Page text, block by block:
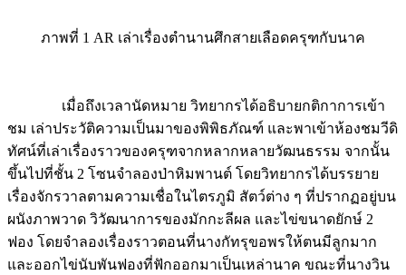
ภาพที่ 1 AR เล่าเรื่องตำนานศึกสายเลือดครุฑกับนาค
เมื่อถึงเวลานัดหมาย วิทยากรได้อธิบายกติกาการเข้า
ชม เล่าประวัติความเป็นมาของพิพิธภัณฑ์ และพาเข้าห้องชมวีดิ
ทัศน์ที่เล่าเรื่องราวของครุฑจากหลากหลายวัฒนธรรม จากนั้น
ขึ้นไปที่ชั้น 2 โซนจำลองป่าหิมพานต์ โดยวิทยากรได้บรรยาย
เรื่องจักรวาลตามความเชื่อในไตรภูมิ สัตว์ต่าง ๆ ที่ปรากฏอยู่บน
ผนังภาพวาด วิวัฒนาการของมักกะลีผล และไข่ขนาดยักษ์ 2
ฟอง โดยจำลองเรื่องราวตอนที่นางกัทรุขอพรให้ตนมีลูกมาก
และออกไข่นับพันฟองที่ฟักออกมาเป็นเหล่านาค ขณะที่นางวิน